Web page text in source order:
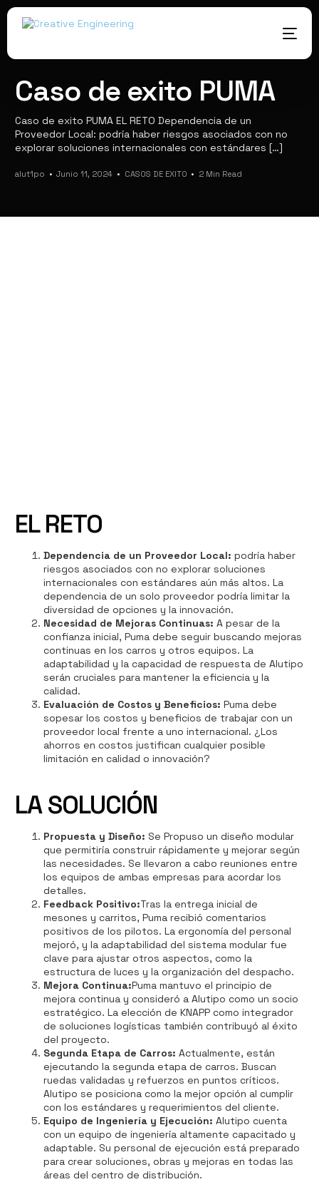
Caso de
Caso de exito PUMA
Caso de exito PUMA EL RETO Dependencia de un
Proveedor Local: podría haber riesgos asociados con no
explorar soluciones internacionales con estándares […]
alut1po Junio 11, 2024 CASOS DE EXITO 2 Min Read
EL RETO
Dependencia de un Proveedor Local: podría haber
riesgos asociados con no explorar soluciones
internacionales con estándares aún más altos. La
dependencia de un solo proveedor podría limitar la
diversidad de opciones y la innovación.
Necesidad de Mejoras Continuas: A pesar de la
confianza inicial, Puma debe seguir buscando mejoras
continuas en los carros y otros equipos. La
adaptabilidad y la capacidad de respuesta de Alutipo
serán cruciales para mantener la eficiencia y la
calidad.
Evaluación de Costos y Beneficios: Puma debe
sopesar los costos y beneficios de trabajar con un
proveedor local frente a uno internacional. ¿Los
ahorros en costos justifican cualquier posible
limitación en calidad o innovación?
LA SOLUCIÓN
Propuesta y Diseño: Se Propuso un diseño modular
que permitiría construir rápidamente y mejorar según
las necesidades. Se llevaron a cabo reuniones entre
los equipos de ambas empresas para acordar los
detalles.
Feedback Positivo:Tras la entrega inicial de
mesones y carritos, Puma recibió comentarios
positivos de los pilotos. La ergonomía del personal
mejoró, y la adaptabilidad del sistema modular fue
clave para ajustar otros aspectos, como la
estructura de luces y la organización del despacho.
Mejora Continua:Puma mantuvo el principio de
mejora continua y consideró a Alutipo como un socio
estratégico. La elección de KNAPP como integrador
de soluciones logísticas también contribuyó al éxito
del proyecto.
Segunda Etapa de Carros: Actualmente, están
ejecutando la segunda etapa de carros. Buscan
ruedas validadas y refuerzos en puntos críticos.
Alutipo se posiciona como la mejor opción al cumplir
con los estándares y requerimientos del cliente.
Equipo de Ingeniería y Ejecución: Alutipo cuenta
con un equipo de ingeniería altamente capacitado y
adaptable. Su personal de ejecución está preparado
para crear soluciones, obras y mejoras en todas las
áreas del centro de distribución.